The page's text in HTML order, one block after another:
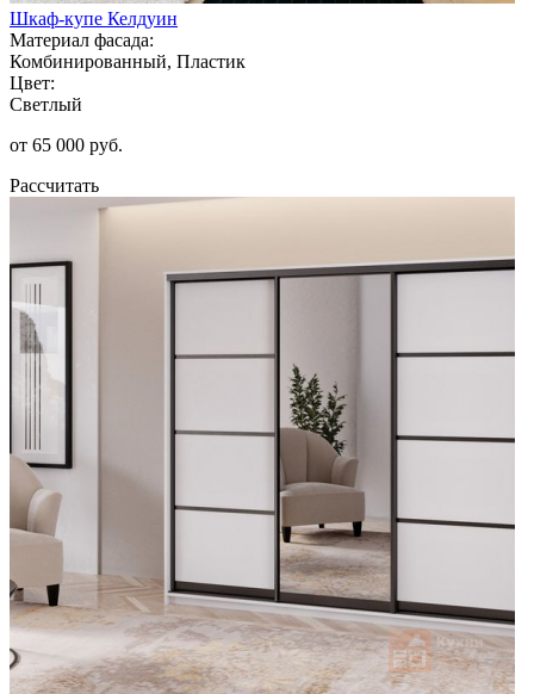
Шкаф-купе Келдуин
Материал фасада:
Комбинированный, Пластик
Цвет:
Светлый
от 65 000 руб.
Рассчитать